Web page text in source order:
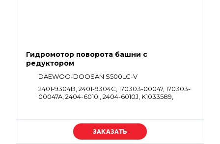
Гидромотор поворота башни с
редуктором
DAEWOO-DOOSAN S500LC-V
2401-9304B, 2401-9304C, 170303-00047, 170303-
00047A, 2404-6010I, 2404-6010J, K1033589,
Уточняйте цену